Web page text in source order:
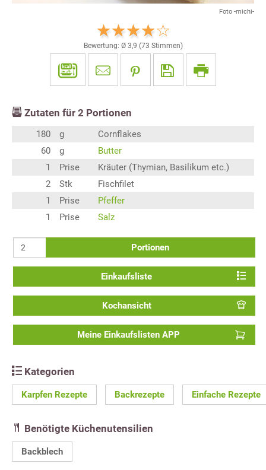
Foto -michi-
Bewertung: Ø 3,9 (73 Stimmen)
Zutaten für 2 Portionen
180 g
Cornflakes
60
g
Butter
1
Prise
Kräuter (Thymian, Basilikum etc.)
2
Stk
Fischfilet
1
Prise
Pfeffer
1
Prise Salz
Portionen
Einkaufsliste
Kochansicht
Meine Einkaufslisten APP
Kategorien
Karpfen Rezepte Backrezepte Einfache Rezepte
Benötigte Küchenutensilien
Backblech